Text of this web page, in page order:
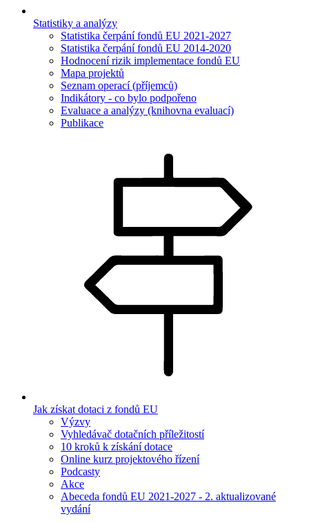
Statistiky a analýzy
Statistika čerpání fondů EU 2021-2027
Statistika čerpání fondů EU 2014-2020
Hodnocení rizik implementace fondů EU
Mapa projektů
Seznam operací (příjemců)
Indikátory - co bylo podpořeno
Evaluace a analýzy (knihovna evaluací)
Publikace
Jak získat dotaci z fondů EU
Výzvy
Vyhledávač dotačních příležitostí
10 kroků k získání dotace
Online kurz projektového řízení
Podcasty
Akce
Abeceda fondů EU 2021-2027 - 2. aktualizované
vydání